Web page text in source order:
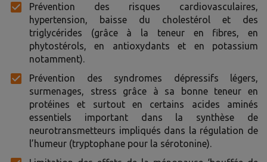
Prévention des risques cardiovasculaires,
hypertension, baisse du cholestérol et des
triglycérides (grâce à la teneur en fibres, en
phytostérols, en antioxydants et en potassium
notamment).
Prévention des syndromes dépressifs légers,
surmenages, stress grâce à sa bonne teneur en
protéines et surtout en certains acides aminés
essentiels important dans la synthèse de
neurotransmetteurs impliqués dans la régulation de
l’humeur (tryptophane pour la sérotonine).